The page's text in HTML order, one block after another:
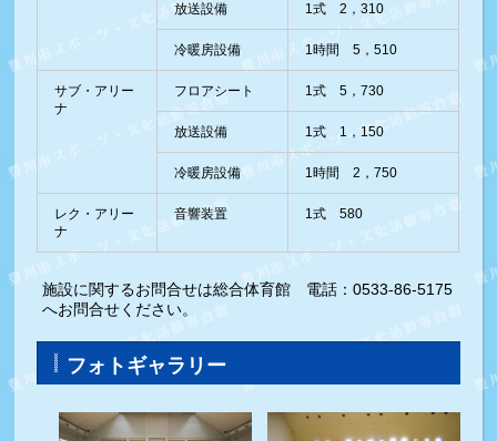
放送設備 1式 2，310
冷暖房設備 1時間 5，510
サブ・アリー
ナ
フロアシート 1式 5，730
放送設備 1式 1，150
冷暖房設備 1時間 2，750
レク・アリー
ナ
音響装置 1式 580
施設に関するお問合せは総合体育館 電話：0533-86-5175
へお問合せください。
フォトギャラリー